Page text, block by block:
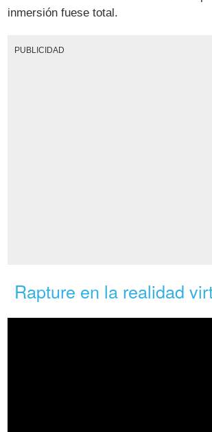
inmersión fuese total.
PUBLICIDAD
Rapture en la realidad